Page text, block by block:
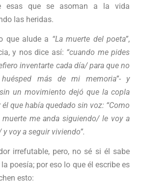
esas que se asoman a la vida
las heridas.
que alude a “La muerte del poeta”,
y nos dice así: “cuando me pides
inventarte cada día/ para que no
más de mi memoria”- y
un movimiento dejó que la copla
que había quedado sin voz: “Como
me anda siguiendo/ le voy a
voy a seguir viviendo”.
irrefutable, pero, no sé si él sabe
poesía; por eso lo que él escribe es
esto: